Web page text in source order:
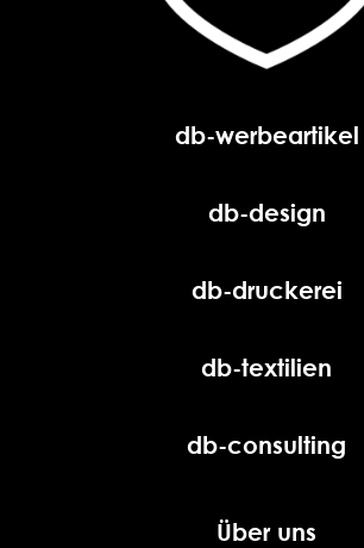
db-werbeartikel
db-design
db-druckerei
db-textilien
db-consulting
Über uns